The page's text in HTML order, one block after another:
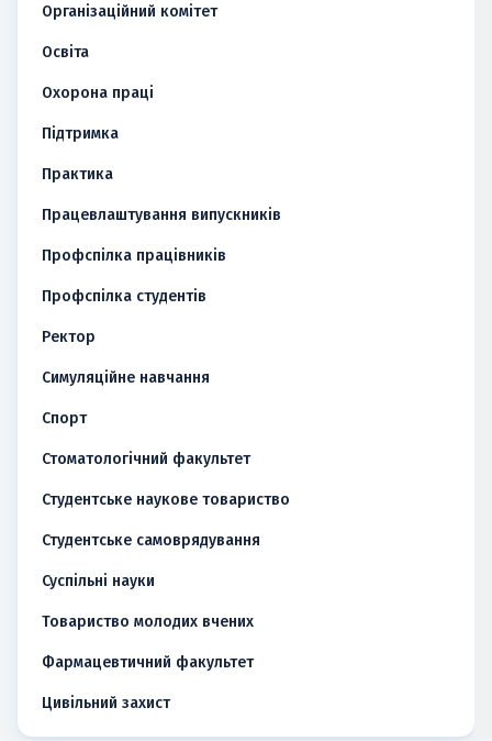
Організаційний комітет
Освіта
Охорона праці
Підтримка
Практика
Працевлаштування випускників
Профспілка працівників
Профспілка студентів
Ректор
Симуляційне навчання
Спорт
Стоматологічний факультет
Студентське наукове товариство
Студентське самоврядування
Суспільні науки
Товариство молодих вчених
Фармацевтичний факультет
Цивільний захист